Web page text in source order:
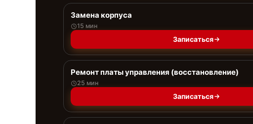
Замена корпуса
15 мин
Записаться
Ремонт платы управления (восстановление)
25 мин
Записаться